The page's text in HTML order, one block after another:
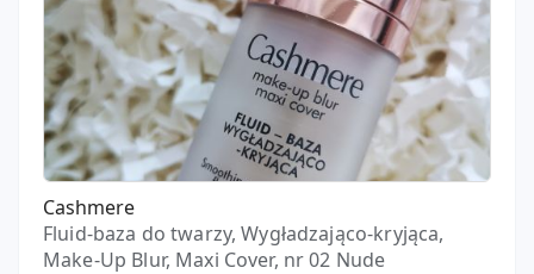
Cashmere
Fluid-baza do twarzy, Wygładzająco-kryjąca,
Make-Up Blur, Maxi Cover, nr 02 Nude